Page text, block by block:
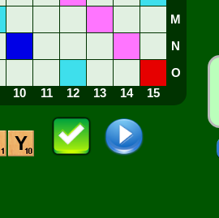
M
N
O
10 11 12 13 14 15
Y